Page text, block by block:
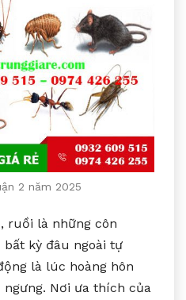
2 năm 2025
ruồi là những côn
kỳ đâu ngoài tự
là lúc hoàng hôn
Nơi ưa thích của